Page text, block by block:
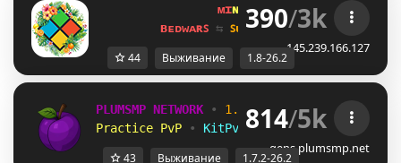
ᴍɪɴᴇ ʟᴀɴᴅ ɴᴇᴛᴡᴏʀᴋ ☀
ʙᴇᴅᴡᴀʀꜱ ⇆ ꜱᴜʀᴠɪᴠᴀʟ ꜱᴍᴘ ⇆ ꜱᴋʏʙʟᴏᴄᴋ
390/3k
145.239.166.127
44 Выживание 1.8-26.2
PLUMSMP NETWORK • 1.7.2 ➜ 26.2
Practice PvP
• KitPvP • Lifesteal
814/5k
gens.plumsmp.net
43 Выживание 1.7.2-26.2